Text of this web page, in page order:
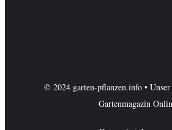
© 2024 garten-pflanzen.info • Unser
Gartenmagazin